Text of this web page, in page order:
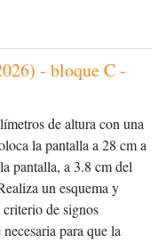
- bloque C -
de altura con una
la pantalla a 28 cm a
pantalla, a 3.8 cm del
un esquema y
de signos
para que la